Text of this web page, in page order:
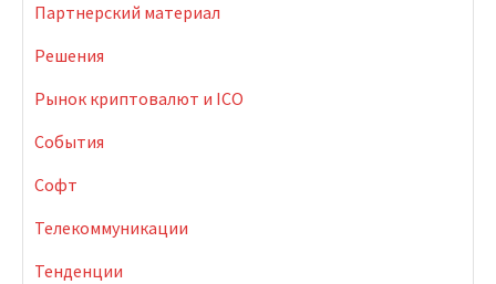
Партнерский материал
Решения
Рынок криптовалют и ICO
События
Софт
Телекоммуникации
Тенденции